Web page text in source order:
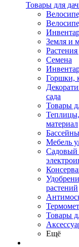
Товары для
Земля и
Семена
Горшки,
сада
Товары
материал
Мебель
Садовый
растений
Товары
Ещё